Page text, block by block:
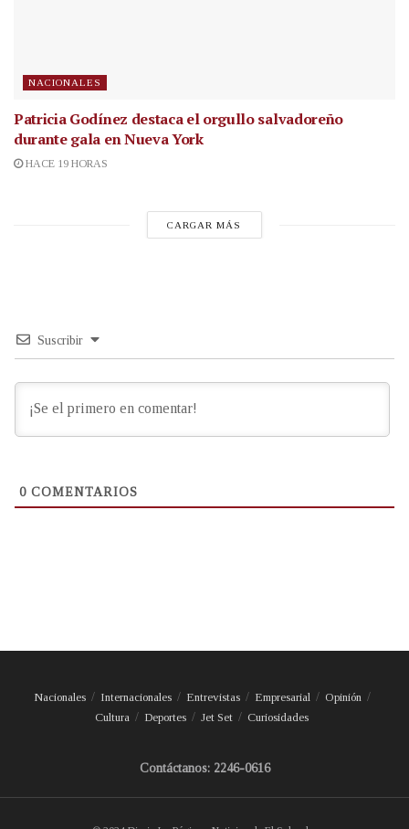
NACIONALES
Patricia Godínez destaca el orgullo salvadoreño
durante gala en Nueva York
HACE 19 HORAS
CARGAR MÁS
Suscribir
0 COMENTARIOS
Nacionales Internacionales Entrevistas Empresarial
Opinión
Cultura
Deportes Jet Set Curiosidades
Contáctanos: 2246-0616